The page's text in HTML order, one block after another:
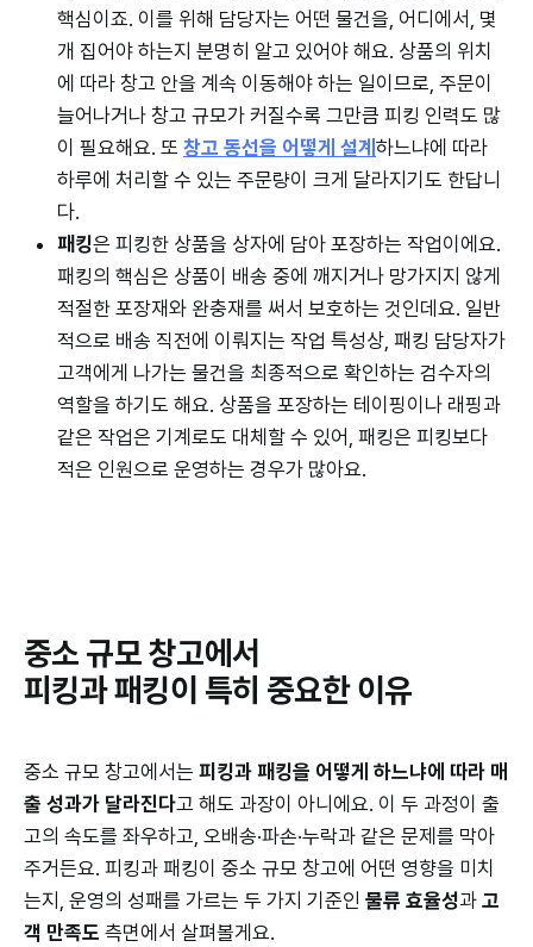
핵심이죠. 이를 위해 담당자는 어떤 물건을, 어디에서, 몇
개 집어야 하는지 분명히 알고 있어야 해요. 상품의 위치
에 따라 창고 안을 계속 이동해야 하는 일이므로, 주문이
늘어나거나 창고 규모가 커질수록 그만큼 피킹 인력도 많
이 필요해요. 또 창고 동선을 어떻게 설계 하느냐에 따라
하루에 처리할 수 있는 주문량이 크게 달라지기도 한답니
다.
패킹은 피킹한 상품을 상자에 담아 포장하는 작업이에요.
패킹의 핵심은 상품이 배송 중에 깨지거나 망가지지 않게
적절한 포장재와 완충재를 써서 보호하는 것인데요. 일반
적으로 배송 직전에 이뤄지는 작업 특성상, 패킹 담당자가
고객에게 나가는 물건을 최종적으로 확인하는 검수자의
역할을 하기도 해요. 상품을 포장하는 테이핑이나 래핑과
같은 작업은 기계로도 대체할 수 있어, 패킹은 피킹보다
적은 인원으로 운영하는 경우가 많아요.
중소 규모 창고에서
피킹과 패킹이 특히 중요한 이유
중소 규모 창고에서는 피킹과 패킹을 어떻게 하느냐에 따라 매
출 성과가 달라진다고 해도 과장이 아니에요. 이 두 과정이 출
고의 속도를 좌우하고, 오배송·파손·누락과 같은 문제를 막아
주거든요. 피킹과 패킹이 중소 규모 창고에 어떤 영향을 미치
는지, 운영의 성패를 가르는 두 가지 기준인 물류 효율성과 고
객 만족도 측면에서 살펴볼게요.